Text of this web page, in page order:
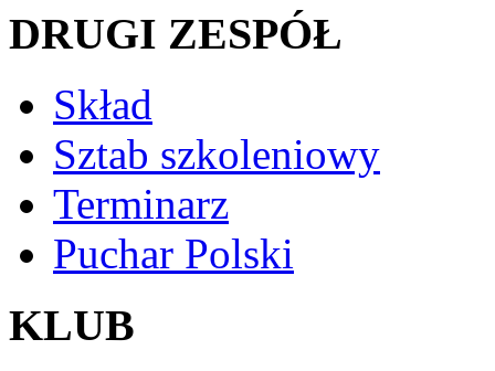
DRUGI ZESPÓŁ
Skład
Sztab szkoleniowy
Terminarz
Puchar Polski
KLUB